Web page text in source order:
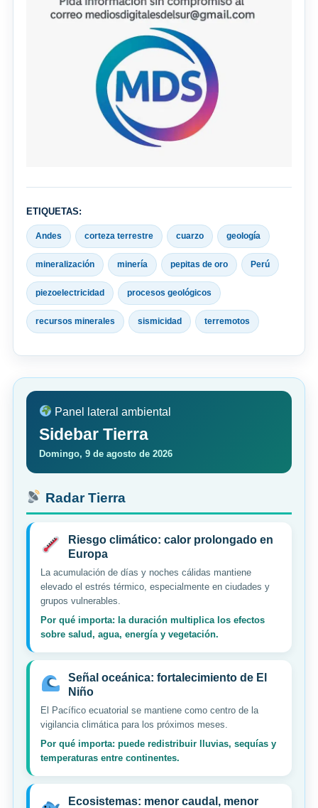
ETIQUETAS:
Andes corteza terrestre cuarzo geología
mineralización minería pepitas de oro Perú
piezoelectricidad procesos geológicos
recursos minerales sismicidad terremotos
Panel lateral ambiental
Sidebar Tierra
Domingo, 9 de agosto de 2026
Radar Tierra
Riesgo climático: calor prolongado en
Europa
La acumulación de días y noches cálidas mantiene
elevado el estrés térmico, especialmente en ciudades y
grupos vulnerables.
Por qué importa: la duración multiplica los efectos
sobre salud, agua, energía y vegetación.
Señal oceánica: fortalecimiento de El
Niño
El Pacífico ecuatorial se mantiene como centro de la
vigilancia climática para los próximos meses.
Por qué importa: puede redistribuir lluvias, sequías y
temperaturas entre continentes.
Ecosistemas: menor caudal, menor